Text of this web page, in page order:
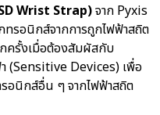
Wrist Strap)จาก Pyxis
รอนิกส์จากการถูกไฟฟ้าสถิต
ครั้งเมื่อต้องสัมผัสกับ
(Sensitive Devices) เพื่อ
อนิกส์อื่น ๆ จากไฟฟ้าสถิต